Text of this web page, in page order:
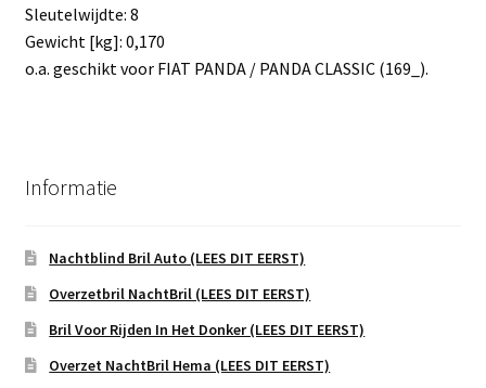
Sleutelwijdte: 8
Gewicht [kg]: 0,170
o.a. geschikt voor FIAT PANDA / PANDA CLASSIC (169_).
Informatie
Nachtblind Bril Auto (LEES DIT EERST)
Overzetbril NachtBril (LEES DIT EERST)
Bril Voor Rijden In Het Donker (LEES DIT EERST)
Overzet NachtBril Hema (LEES DIT EERST)